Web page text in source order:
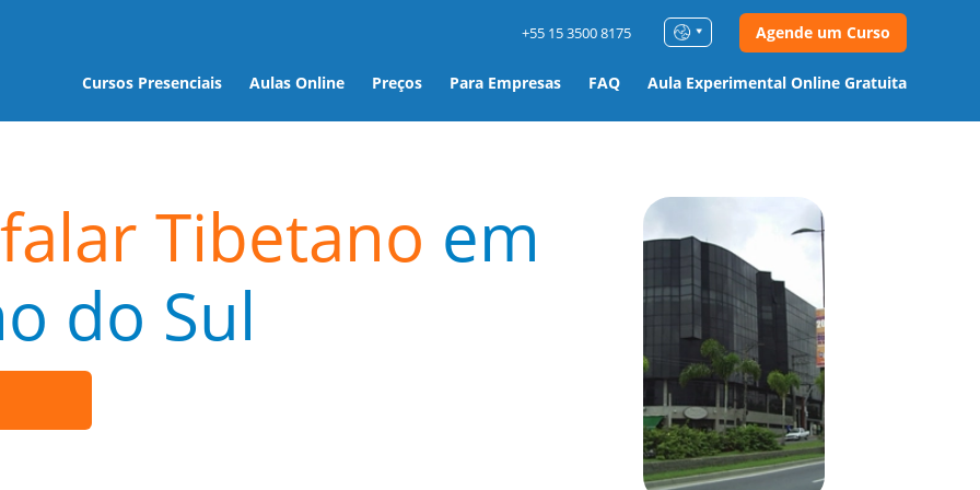
Cursos Presenciais Aulas Online Preços Para Empresas FAQ Aula Experimental Online Gratuita
+55 15 3500 8175 Agende um Curso
Tibetano em
do Sul